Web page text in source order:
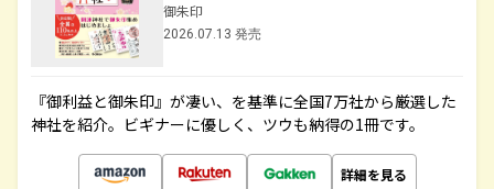
御朱印
2026.07.13 発売
『御利益と御朱印』が凄い、を基準に全国7万社から厳選した
神社を紹介。ビギナーに優しく、ツウも納得の1冊です。
詳細を見る